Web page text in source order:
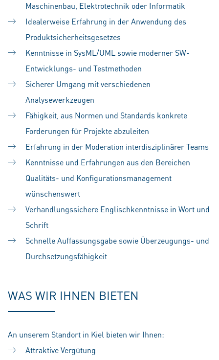
Maschinenbau, Elektrotechnik oder Informatik
Idealerweise Erfahrung in der Anwendung des
Produktsicherheitsgesetzes
Kenntnisse in SysML/UML sowie moderner SW-
Entwicklungs- und Testmethoden
Sicherer Umgang mit verschiedenen
Analysewerkzeugen
Fähigkeit, aus Normen und Standards konkrete
Forderungen für Projekte abzuleiten
Erfahrung in der Moderation interdisziplinärer Teams
Kenntnisse und Erfahrungen aus den Bereichen
Qualitäts- und Konfigurationsmanagement
wünschenswert
Verhandlungssichere Englischkenntnisse in Wort und
Schrift
Schnelle Auffassungsgabe sowie Überzeugungs- und
Durchsetzungsfähigkeit
WAS WIR IHNEN BIETEN
An unserem Standort in Kiel bieten wir Ihnen:
Attraktive Vergütung